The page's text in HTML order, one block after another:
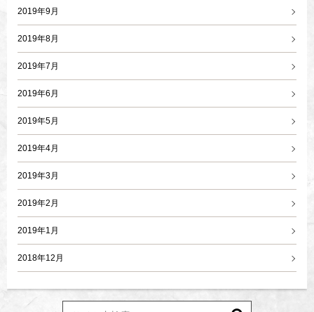
2019年9月
2019年8月
2019年7月
2019年6月
2019年5月
2019年4月
2019年3月
2019年2月
2019年1月
2018年12月